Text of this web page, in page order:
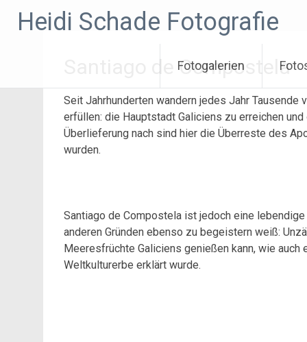
InhaltHeidi Schade Fotografie
Fotogalerien
Santiago de Compostela
Seit Jahrhunderten wandern jedes Jahr
erfüllen: die Hauptstadt Galiciens zu erreichen
Überlieferung nach sind hier die Überreste des
wurden.
Santiago de Compostela ist jedoch eine
anderen Gründen ebenso zu begeistern weiß:
Meeresfrüchte Galiciens genießen kann, wie
Weltkulturerbe erklärt wurde.